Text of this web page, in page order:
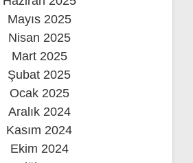
Mayıs 2025
Nisan 2025
Mart 2025
Şubat 2025
Ocak 2025
Aralık 2024
Kasım 2024
Ekim 2024